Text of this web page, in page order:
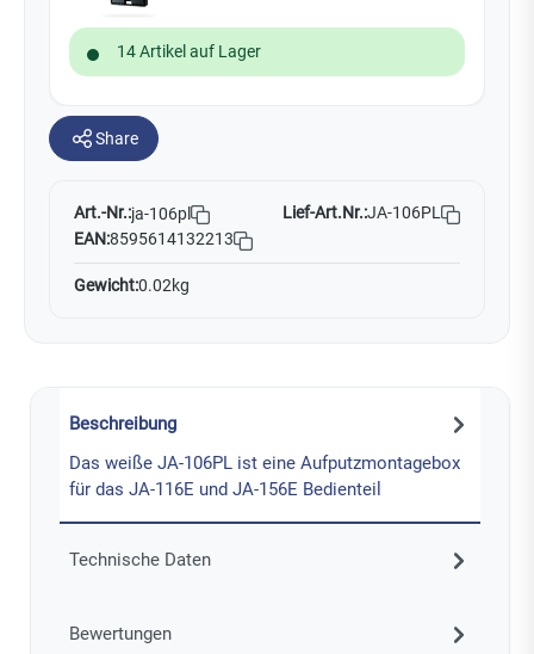
14 Artikel auf Lager
Share
Art.-Nr.:ja-106pl Lief-Art.Nr.:JA-106PL
EAN:8595614132213
Gewicht:0.02kg
Beschreibung
Das weiße JA-106PL ist eine Aufputzmontagebox
für das JA-116E und JA-156E Bedienteil
Technische Daten
Bewertungen